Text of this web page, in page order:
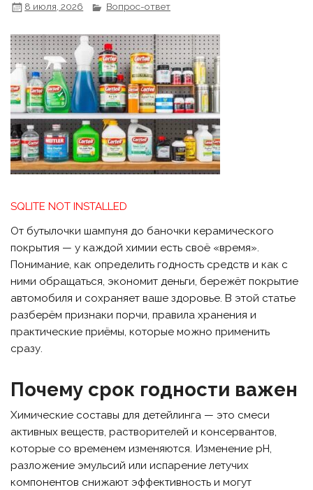
8 июля, 2026 Вопрос-ответ
SQLITE NOT INSTALLED
От бутылочки шампуня до баночки керамического
покрытия — у каждой химии есть своё «время».
Понимание, как определить годность средств и как с
ними обращаться, экономит деньги, бережёт покрытие
автомобиля и сохраняет ваше здоровье. В этой статье
разберём признаки порчи, правила хранения и
практические приёмы, которые можно применить
сразу.
Почему срок годности важен
Химические составы для детейлинга — это смеси
активных веществ, растворителей и консервантов,
которые со временем изменяются. Изменение рН,
разложение эмульсий или испарение летучих
компонентов снижают эффективность и могут